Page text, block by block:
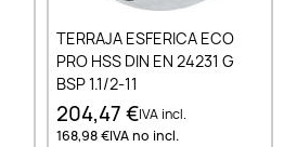
TERRAJA ESFERICA ECO
PRO HSS DIN EN 24231 G
BSP 1.1/2-11
204,47 €IVA incl.
168,98 €IVA no incl.